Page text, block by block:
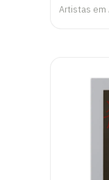
Artistas em